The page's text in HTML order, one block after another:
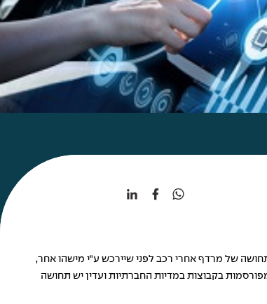
של מרדף אחרי רכב לפני שיירכש ע"י מישהו אחר,
בקבוצות במדיות החברתיות ועדין יש תחושה